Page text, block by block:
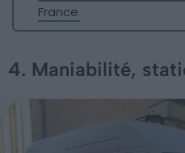
France
4. Maniabilité,